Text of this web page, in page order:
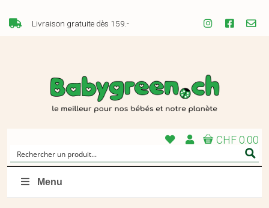
Livraison gratuite dès 159.-
CHF 0.00
Menu